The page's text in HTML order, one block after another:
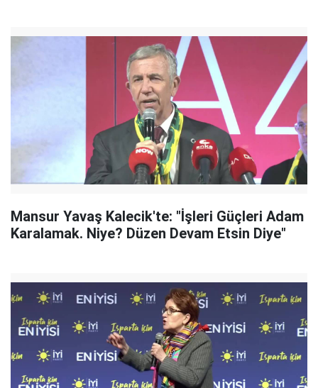
Mansur Yavaş Kalecik'te: "İşleri Güçleri Adam
Karalamak. Niye? Düzen Devam Etsin Diye"